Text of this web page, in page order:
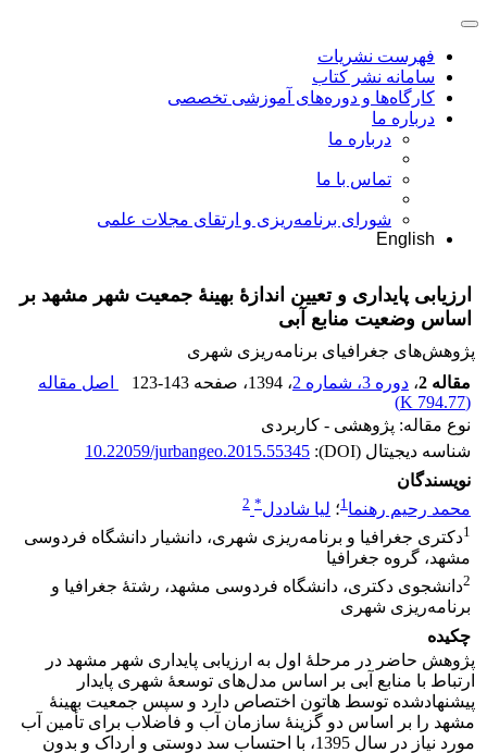
فهرست نشریات
سامانه نشر کتاب
کارگاه‌ها و دوره‌های آموزشی تخصصی
درباره ما
درباره ما
تماس با ما
شورای برنامه‌ریزی و ارتقای مجلات علمی
English
ارزیابی پایداری و تعیین اندازۀ بهینۀ جمعیت شهر مشهد بر
اساس وضعیت منابع آبی
پژوهش‌های جغرافیای برنامه‌ریزی شهری
مقاله 2
، دوره 3، شماره 2 ، 1394 ، صفحه 123-143
اصل مقاله
(
794.77 K
)
نوع مقاله: پژوهشی - کاربردی
شناسه دیجیتال (DOI):
10.22059/jurbangeo.2015.55345
نویسندگان
محمد رحیم رهنما1؛ لیا شاددل*
2
1دکتری جغرافیا و برنامه‌ریزی شهری، دانشیار دانشگاه فردوسی
مشهد، گروه جغرافیا
2دانشجوی دکتری، دانشگاه فردوسی مشهد، رشتۀ جغرافیا و
برنامه‌ریزی شهری
چکیده
پژوهش حاضر در مرحلۀ اول به ارزیابی پایداری شهر مشهد در
ارتباط با منابع آبی بر اساس مدل‌های توسعۀ شهری پایدار
پیشنهادشده توسط هاتون اختصاص دارد و سپس جمعیت بهینۀ
مشهد را بر اساس دو گزینۀ سازمان آب و فاضلاب برای تأمین آب
مورد نیاز در سال 1395، با احتساب سد دوستی و ارداک و بدون